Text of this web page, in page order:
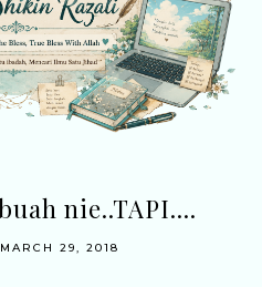
nie..TAPI....
29, 2018